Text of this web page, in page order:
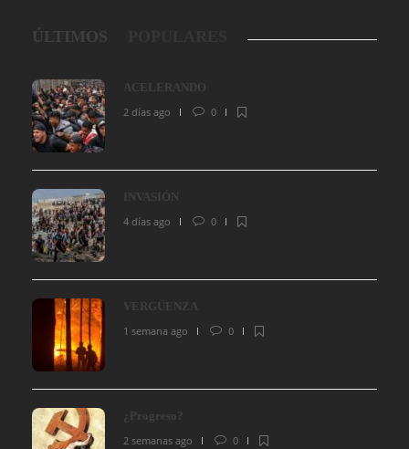
ÚLTIMOS
ACELERANDO
2 días ago
0
INVASIÓN
4 días ago
0
VERGÜENZA
1 semana ago
0
¿Progreso?
2 semanas ago
0